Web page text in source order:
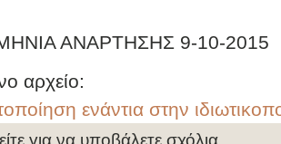
ΑΝΑΡΤΗΣΗΣ 9-10-2015
αρχείο:
ενάντια στην
για να υποβάλετε σχόλια